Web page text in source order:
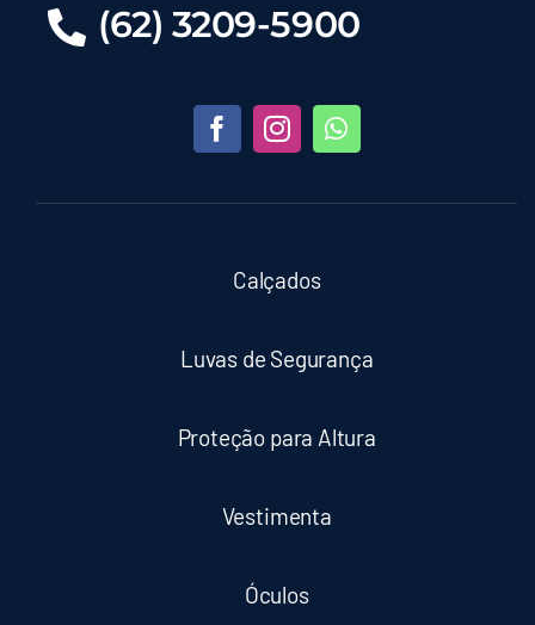
(62) 3209-5900
Calçados
Luvas de Segurança
Proteção para Altura
Vestimenta
Óculos